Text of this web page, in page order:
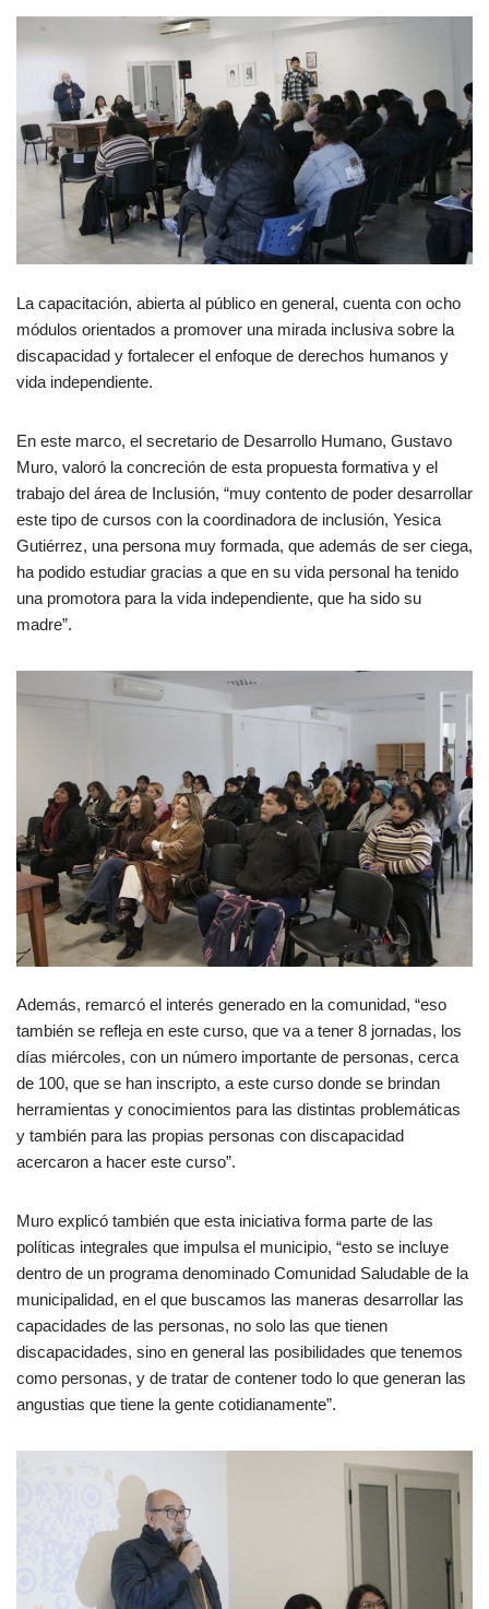
La capacitación, abierta al público en general, cuenta con ocho
módulos orientados a promover una mirada inclusiva sobre la
discapacidad y fortalecer el enfoque de derechos humanos y
vida independiente.
En este marco, el secretario de Desarrollo Humano, Gustavo
Muro, valoró la concreción de esta propuesta formativa y el
trabajo del área de Inclusión, “muy contento de poder desarrollar
este tipo de cursos con la coordinadora de inclusión, Yesica
Gutiérrez, una persona muy formada, que además de ser ciega,
ha podido estudiar gracias a que en su vida personal ha tenido
una promotora para la vida independiente, que ha sido su
madre”.
Además, remarcó el interés generado en la comunidad, “eso
también se refleja en este curso, que va a tener 8 jornadas, los
días miércoles, con un número importante de personas, cerca
de 100, que se han inscripto, a este curso donde se brindan
herramientas y conocimientos para las distintas problemáticas
y también para las propias personas con discapacidad
acercaron a hacer este curso”.
Muro explicó también que esta iniciativa forma parte de las
políticas integrales que impulsa el municipio, “esto se incluye
dentro de un programa denominado Comunidad Saludable de la
municipalidad, en el que buscamos las maneras desarrollar las
capacidades de las personas, no solo las que tienen
discapacidades, sino en general las posibilidades que tenemos
como personas, y de tratar de contener todo lo que generan las
angustias que tiene la gente cotidianamente”.